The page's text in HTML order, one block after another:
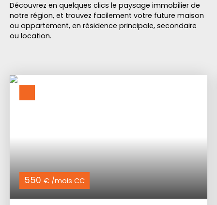
Découvrez en quelques clics le paysage immobilier de
notre région, et trouvez facilement votre future maison
ou appartement, en résidence principale, secondaire
ou location.
550 € /mois CC